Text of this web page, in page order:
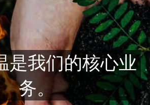
公约
是我们的核心业
务。